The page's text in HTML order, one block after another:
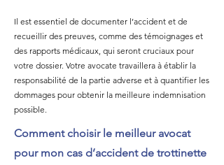
Il est essentiel de documenter l’accident et de
recueillir des preuves, comme des témoignages et
des rapports médicaux, qui seront cruciaux pour
votre dossier. Votre avocate travaillera à établir la
responsabilité de la partie adverse et à quantifier les
dommages pour obtenir la meilleure indemnisation
possible.
Comment choisir le meilleur avocat
pour mon cas d’accident de trottinette